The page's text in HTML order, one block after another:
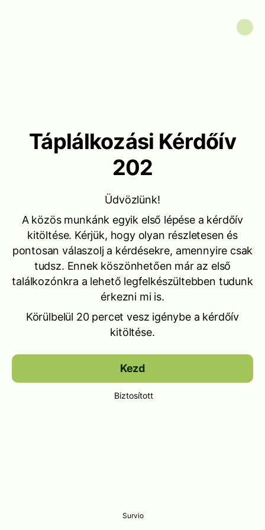
Táplálkozási Kérdőív
202
Üdvözlünk!
A közös munkánk egyik első lépése a kérdőív
kitöltése. Kérjük, hogy olyan részletesen és
pontosan válaszolj a kérdésekre, amennyire csak
tudsz. Ennek köszönhetően már az első
találkozónkra a lehető legfelkészültebben tudunk
érkezni mi is.
Körülbelül 20 percet vesz igénybe a kérdőív
kitöltése.
Kezd
Biztosított
Survio